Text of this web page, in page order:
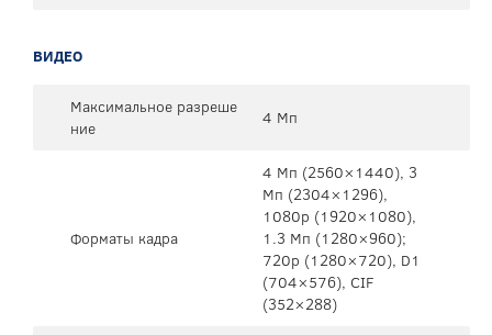
ВИДЕО
Максимальное разреше
ние
4 Мп
Форматы кадра
4 Мп (2560×1440), 3
Mп (2304×1296),
1080p (1920×1080),
1.3 Mп (1280×960);
720p (1280×720), D1
(704×576), CIF
(352×288)